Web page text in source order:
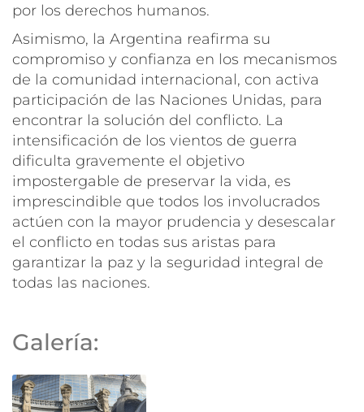
por los derechos humanos.
Asimismo, la Argentina reafirma su
compromiso y confianza en los mecanismos
de la comunidad internacional, con activa
participación de las Naciones Unidas, para
encontrar la solución del conflicto. La
intensificación de los vientos de guerra
dificulta gravemente el objetivo
impostergable de preservar la vida, es
imprescindible que todos los involucrados
actúen con la mayor prudencia y desescalar
el conflicto en todas sus aristas para
garantizar la paz y la seguridad integral de
todas las naciones.
Galería: